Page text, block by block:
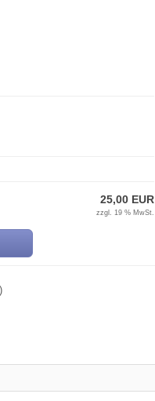
25,00 EUR
zzgl. 19 % MwSt.